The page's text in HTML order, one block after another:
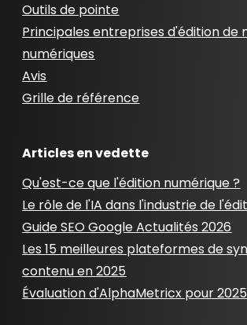
Outils de pointe
Principales entreprises d'édition de
numériques
Avis
Grille de référence
Articles en vedette
Qu'est-ce que l'édition numérique ?
Le rôle de l'IA dans l'industrie de
Guide SEO Google Actualités 2026
Les 15 meilleures plateformes de
contenu en 2025
Évaluation d'AlphaMetricx pour 2025